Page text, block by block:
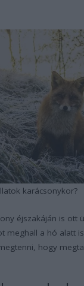
karácsonykor?
éjszakáján is ott
meghall a hó alatt
hogy